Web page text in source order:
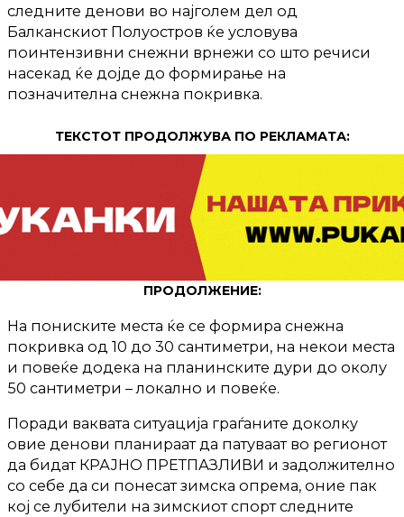
следните денови во најголем дел од
Балканскиот Полуостров ќе условува
поинтензивни снежни врнежи со што речиси
насекад ќе дојде до формирање на
позначителна снежна покривка.
ТЕКСТОТ ПРОДОЛЖУВА ПО РЕКЛАМАТА:
ПРОДОЛЖЕНИЕ:
На пониските места ќе се формира снежна
покривка од 10 до 30 сантиметри, на некои места
и повеќе додека на планинските дури до околу
50 сантиметри – локално и повеќе.
Поради ваквата ситуација граѓаните доколку
овие денови планираат да патуваат во регионот
да бидат КРАЈНО ПРЕТПАЗЛИВИ и задолжително
со себе да си понесат зимска опрема, оние пак
кој се лубители на зимскиот спорт следните